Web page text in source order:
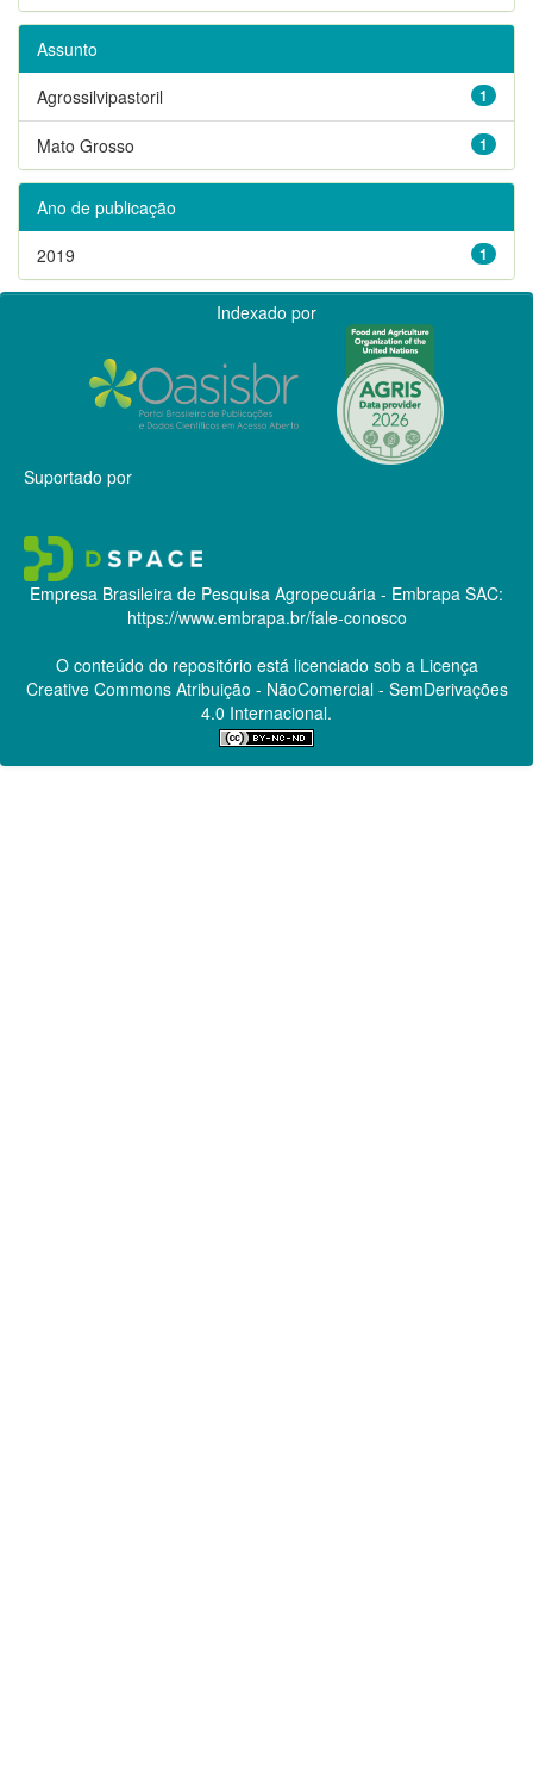
Assunto
1
Agrossilvipastoril
1
Mato Grosso
Ano de publicação
1
2019
Indexado por
Suportado por
Empresa Brasileira de Pesquisa Agropecuária - Embrapa SAC:
https://www.embrapa.br/fale-conosco
O conteúdo do repositório está licenciado sob a Licença
Creative CommonsAtribuição - NãoComercial - SemDerivações
4.0 Internacional.